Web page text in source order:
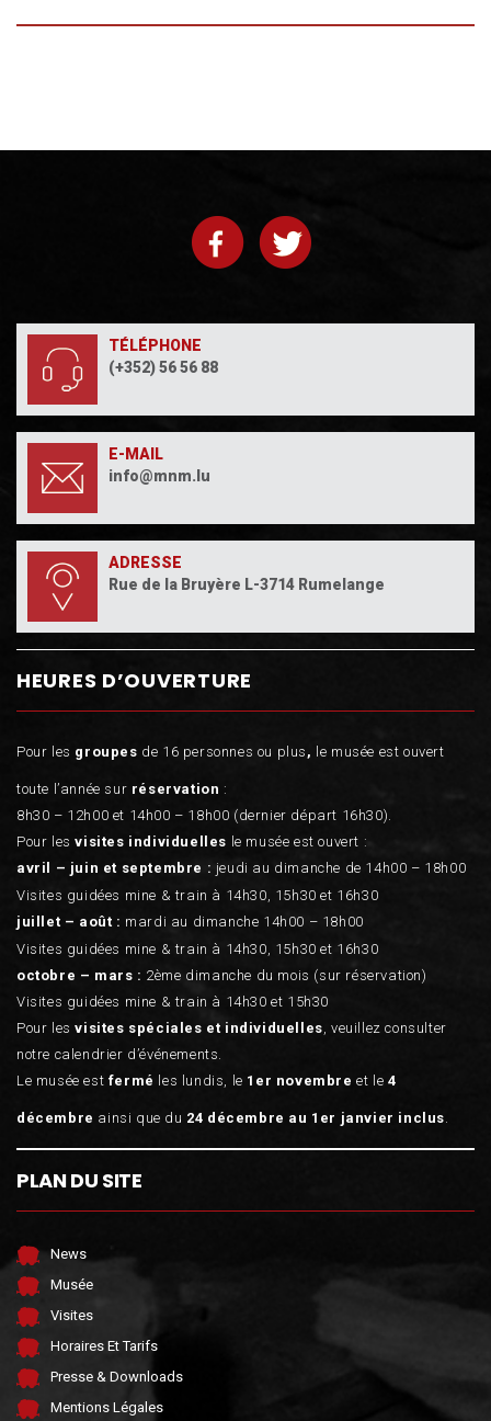
TÉLÉPHONE
(+352) 56 56 88
E-MAIL
info@mnm.lu
ADRESSE
Rue de la Bruyère L-3714 Rumelange
HEURES D’OUVERTURE
Pour les groupes de 16 personnes ou plus , le musée est ouvert
toute l’année sur réservation :
8h30 – 12h00 et 14h00 – 18h00 (dernier départ 16h30).
Pour lesvisites individuelles le musée est ouvert :
avril – juin et septembre : jeudi au dimanche de 14h00 – 18h00
Visites guidées mine & train à 14h30, 15h30 et 16h30
juillet – août : mardi au dimanche 14h00 – 18h00
Visites guidées mine & train à 14h30, 15h30 et 16h30
octobre – mars : 2ème dimanche du mois (sur réservation)
Visites guidées mine & train à 14h30 et 15h30
Pour lesvisites spéciales et individuelles, veuillez consulter
notre calendrier d’événements.
Le musée est fermé les lundis, le 1er novembre et le 4
décembre ainsi que du 24 décembre au 1er janvier inclus.
PLAN DU SITE
News
Musée
Visites
Horaires Et Tarifs
Presse & Downloads
Mentions Légales